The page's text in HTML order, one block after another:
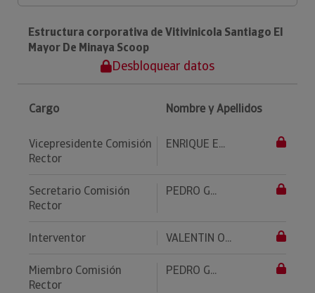
Estructura corporativa de Vitivinicola Santiago El
Mayor De Minaya Scoop
Desbloquear datos
Cargo Nombre y Apellidos
Vicepresidente Comisión
Rector
ENRIQUE E...
Secretario Comisión
Rector
PEDRO G...
Interventor VALENTIN O...
Miembro Comisión
Rector
PEDRO G...